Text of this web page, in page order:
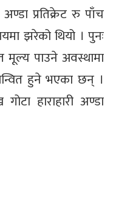
प्रतिक्रेट रु पाँच
झरेको थियो । पुनः
पाउने अवस्थामा
हुने भएका छन् ।
हाराहारी अण्डा